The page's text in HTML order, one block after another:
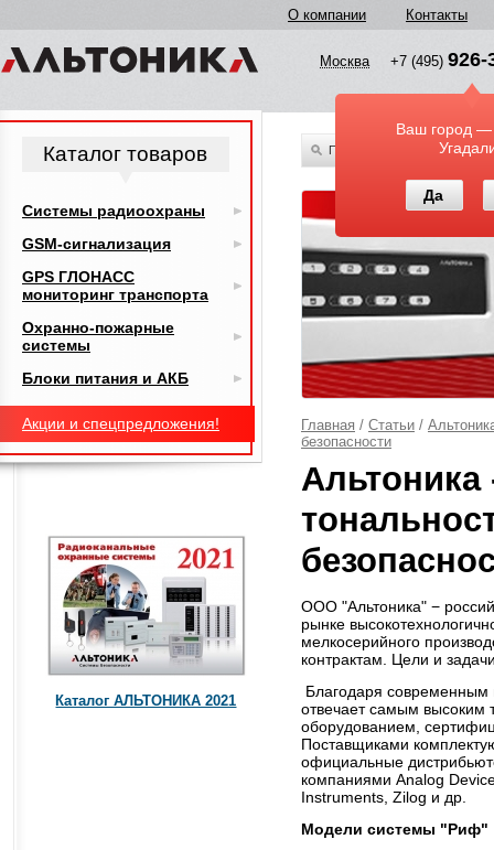
О компании Контакты
Москва +7 (495) 926-
Ваш город —
Да
По всему каталогу
Главная / Статьи /
безопасности
Альтоника
OOO "Альтоника" −
рынке
мелкосерийного
контрактам. Цели и
Благодаря современным
отвечает самым высоким
оборудованием,
Поставщиками
официальные
компаниями Analog
Instruments, Zilog и др.
Модели системы "Риф"
Каталог товаров
Системы радиоохраны
GSM-сигнализация
GPS ГЛОНАСС
мониторинг транспорта
Охранно-пожарные
системы
Блоки питания и АКБ
Акции и спецпредложения!
Каталог АЛЬТОНИКА 2021